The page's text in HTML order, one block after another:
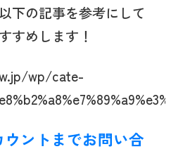
下の記事を参考にして
すめします！
wp/cate-
ントまでお問い合